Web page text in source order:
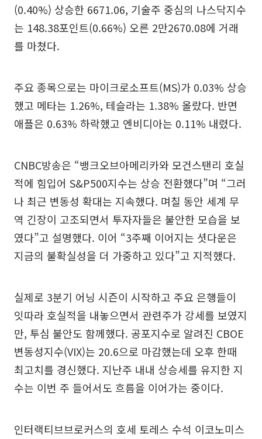
(0.40%) 상승한 6671.06, 기술주 중심의 나스닥지수
는 148.38포인트(0.66%) 오른 2만2670.08에 거래
를 마쳤다.
주요 종목으로는 마이크로소프트(MS)가 0.03% 상승
했고 메타는 1.26%, 테슬라는 1.38% 올랐다. 반면
애플은 0.63% 하락했고 엔비디아는 0.11% 내렸다.
CNBC방송은 “뱅크오브아메리카와 모건스탠리 호실
적에 힘입어 S&P500지수는 상승 전환했다”며 “그러
나 최근 변동성 확대는 지속했다. 며칠 동안 세계 무
역 긴장이 고조되면서 투자자들은 불안한 모습을 보
였다”고 설명했다. 이어 “3주째 이어지는 셧다운은
지금의 불확실성을 더 가중하고 있다”고 지적했다.
실제로 3분기 어닝 시즌이 시작하고 주요 은행들이
잇따라 호실적을 내놓으면서 관련주가 강세를 보였지
만, 투심 불안도 함께했다. 공포지수로 알려진 CBOE
변동성지수(VIX)는 20.6으로 마감했는데 오후 한때
최고치를 경신했다. 지난주 내내 상승세를 유지한 지
수는 이번 주 들어서도 흐름을 이어가는 중이다.
인터랙티브브로커스의 호세 토레스 수석 이코노미스